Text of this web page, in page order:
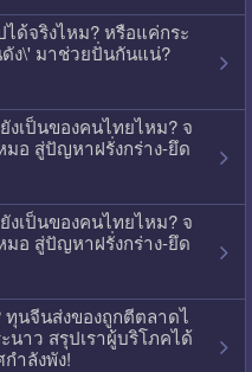
ได้จริงไหม? หรือแค่กระ
ง\' มาช่วยปั่นกันแน่?
งเป็นของคนไทยไหม? จ
มอ สู่ปัญหาฝรั่งกร่าง-ยึด
งเป็นของคนไทยไหม? จ
มอ สู่ปัญหาฝรั่งกร่าง-ยึด
ทุนจีนส่งของถูกตีตลาดไ
นาว สรุปเราผู้บริโภคได้
ำลังพัง!